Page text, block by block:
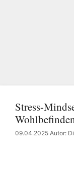
Stress-
09.04.2025 Autor: